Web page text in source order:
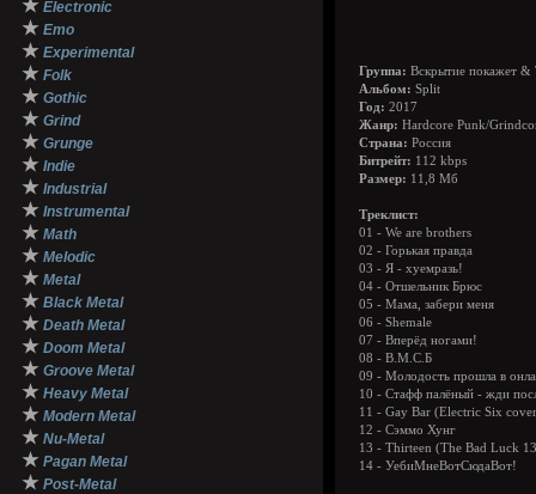
★ Electronic
★ Emo
★ Experimental
★ Folk
★ Gothic
★ Grind
★ Grunge
★ Indie
★ Industrial
★ Instrumental
★ Math
★ Melodic
★ Metal
★ Black Metal
★ Death Metal
★ Doom Metal
★ Groove Metal
★ Heavy Metal
★ Modern Metal
★ Nu-Metal
★ Pagan Metal
★ Post-Metal
Группа: Вскрытие покажет &
Альбом: Split
Год: 2017
Жанр: Hardcore Punk/
Страна: Россия
Битрейт: 112 kbps
Размер: 11,8 Мб
Треклист:
01 - We are brothers
02 - Горькая правда
03 - Я - хуемразь!
04 - Отшельник Брюс
05 - Мама, забери меня
06 - Shemale
07 - Вперёд ногами!
08 - В.М.С.Б
09 - Молодость прошла в
10 - Стафф палёный - жди
11 - Gay Bar (Electric Six
12 - Сэммо Хунг
13 - Thirteen (The Bad Luck
14 - УебиМнеВотСюдаВот!